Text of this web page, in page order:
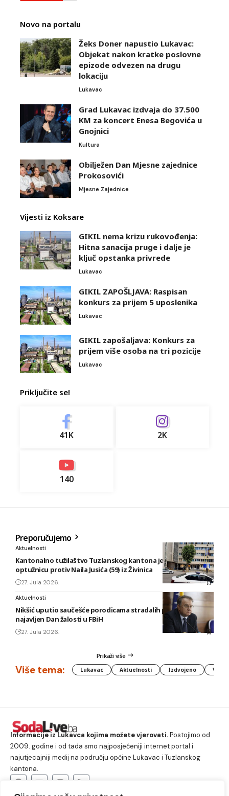
Novo na portalu
Žeks Doner napustio Lukavac:
Objekat nakon kratke poslovne
epizode odvezen na drugu
lokaciju
Lukavac
Grad Lukavac izdvaja do 37.500
KM za koncert Enesa Begovića u
Gnojnici
Kultura
Obilježen Dan Mjesne zajednice
Prokosovići
Mjesne Zajednice
Vijesti iz Koksare
GIKIL nema krizu rukovođenja:
Hitna sanacija pruge i dalje je
ključ opstanka privrede
Lukavac
GIKIL ZAPOŠLJAVA: Raspisan
konkurs za prijem 5 uposlenika
Lukavac
GIKIL zapošaljava: Konkurs za
prijem više osoba na tri pozicije
Lukavac
Priključite se!
41K 2K
140
Preporučujemo
Aktuelnosti
Kantonalno tužilaštvo Tuzlanskog kantona je podiglo
optužnicu protiv Naila Jusića (59) iz Živinica
27. Jula 2026.
Aktuelnosti
Nikšić uputio saučešće porodicama stradalih planinara,
najavljen Dan žalosti u FBiH
27. Jula 2026.
Prikaži više
Više tema: Lukavac Aktuelnosti Izdvojeno
Informacije iz Lukavca kojima možete vjerovati.Postojimo od
2009. godine i od tada smo najposjećeniji internet portal i
najutjecajniji medij na području općine Lukavac i Tuzlanskog
kantona.